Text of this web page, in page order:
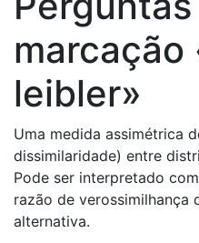
leibler»
Uma medida assimétrica
dissimilaridade) entre
Pode ser interpretado
razão de verossimilhança
alternativa.